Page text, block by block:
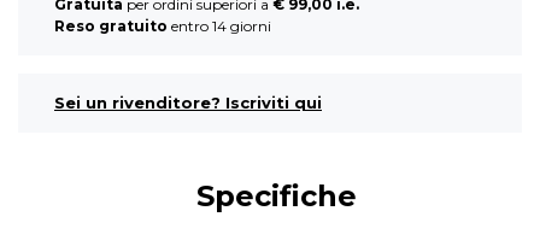
Gratuita per ordini superiori a € 99,00 i.e.
Reso gratuito entro 14 giorni
Sei un rivenditore? Iscriviti qui
Specifiche